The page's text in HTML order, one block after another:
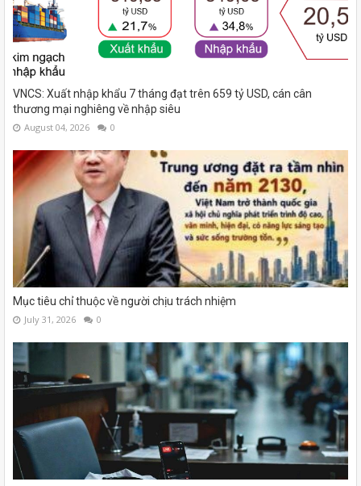
VNCS: Xuất nhập khẩu 7 tháng đạt trên 659 tỷ USD, cán cân
thương mại nghiêng về nhập siêu
August 04, 2026 0
Mục tiêu chỉ thuộc về người chịu trách nhiệm
July 31, 2026 0